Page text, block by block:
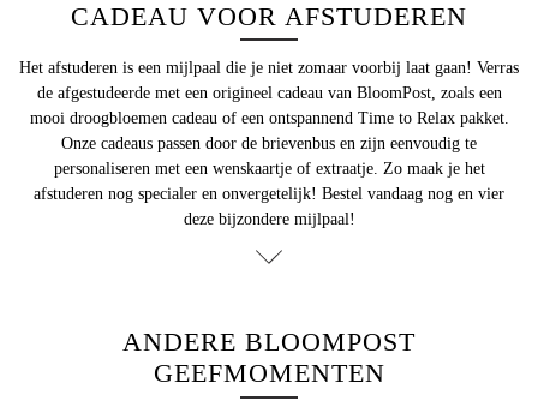
CADEAU VOOR AFSTUDEREN
Het afstuderen is een mijlpaal die je niet zomaar voorbij laat gaan! Verras
de afgestudeerde met een origineel cadeau van BloomPost, zoals een
mooi droogbloemen cadeau of een ontspannend Time to Relax pakket.
Onze cadeaus passen door de brievenbus en zijn eenvoudig te
personaliseren met een wenskaartje of extraatje. Zo maak je het
afstuderen nog specialer en onvergetelijk! Bestel vandaag nog en vier
deze bijzondere mijlpaal!
ANDERE BLOOMPOST
GEEFMOMENTEN